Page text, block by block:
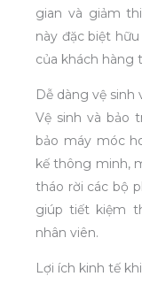
gian và giảm
này đặc biệt
của khách hàng
Dễ dàng vệ sinh
Vệ sinh và bảo
bảo máy móc
kế thông minh,
tháo rời các bộ
giúp tiết kiệm
nhân viên.
Lợi ích kinh tế